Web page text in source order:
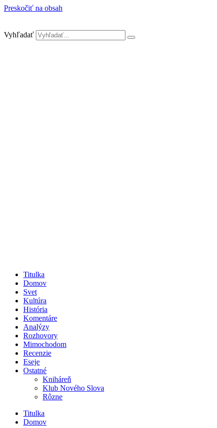
Preskočiť na obsah
Vyhľadať
Titulka
Domov
Svet
Kultúra
História
Komentáre
Analýzy
Rozhovory
Mimochodom
Recenzie
Eseje
Ostatné
Kniháreň
Klub Nového Slova
Rôzne
Titulka
Domov